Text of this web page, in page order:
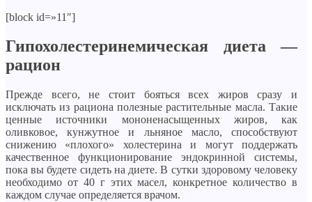
[block id=»11″]
Гипохолестеринемическая диета —
рацион
Прежде всего, не стоит бояться всех жиров сразу и
исключать из рациона полезные растительные масла. Такие
ценные источники мононенасыщенных жиров, как
оливковое, кунжутное и льняное масло, способствуют
снижению «плохого» холестерина и могут поддержать
качественное функционирование эндокринной системы,
пока вы будете сидеть на диете. В сутки здоровому человеку
необходимо от 40 г этих масел, конкретное количество в
каждом случае определяется врачом.